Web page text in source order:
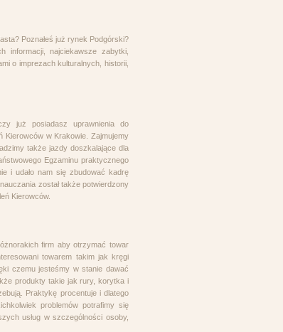
Poznałeś już rynek Podgórski?
informacji, najciekawsze zabytki,
o imprezach kulturalnych, historii,
już posiadasz uprawnienia do
Kierowców w Krakowie. Zajmujemy
także jazdy doszkalające dla
Egzaminu praktycznego
i udało nam się zbudować kadrę
został także potwierdzony
Kierowców.
firm aby otrzymać towar
towarem takim jak kręgi
czemu jesteśmy w stanie dawać
produkty takie jak rury, korytka i
Praktykę procentuje i dlatego
problemów potrafimy się
usług w szczególności osoby,